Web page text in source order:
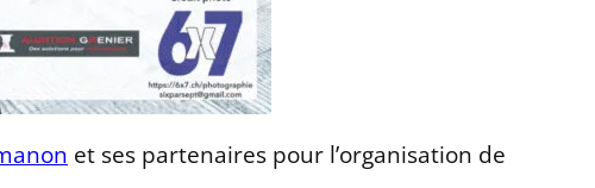
et ses partenaires pour l’organisation de